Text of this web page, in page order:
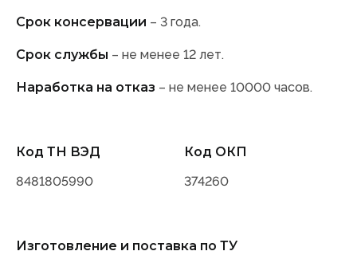
Срок консервации – 3 года.
Срок службы – не менее 12 лет.
Наработка на отказ – не менее 10000 часов.
Код ТН ВЭД
8481805990
Код ОКП
374260
Изготовление и поставка по ТУ